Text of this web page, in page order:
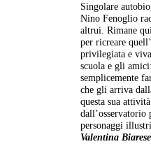
Singolare
Nino Fenoglio
altrui. Rimane
per ricreare
privilegiata e
scuola e gli
semplicemente
che gli arriva
questa sua
dall’osservatorio
personaggi
Valentina Biarese